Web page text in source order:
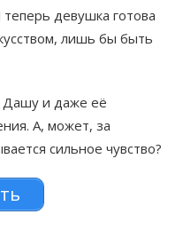
девушка готова
лишь бы быть
Дашу и даже её
А, может, за
сильное чувство?